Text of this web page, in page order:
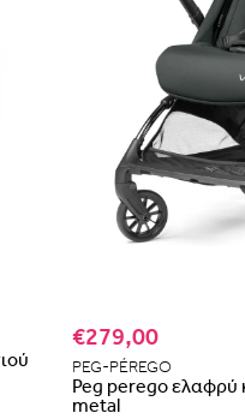
€279,00
PEG-PÉREGO
Peg perego ελαφρύ
metal